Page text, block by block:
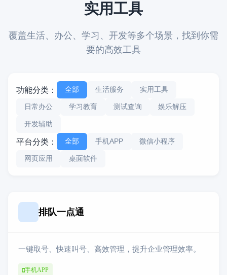
实用工具
覆盖生活、办公、学习、开发等多个场景，找到你需
要的高效工具
功能分类： 全部 生活服务 实用工具
日常办公 学习教育 测试查询 娱乐解压
开发辅助
平台分类： 全部 手机APP 微信小程序
网页应用 桌面软件
排队一点通
一键取号、快速叫号、高效管理，提升企业管理效率。
手机APP